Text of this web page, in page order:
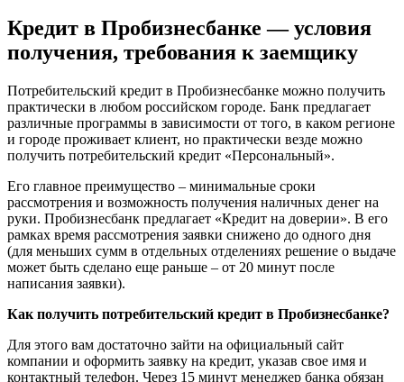
Кредит в Пробизнесбанке — условия
получения, требования к заемщику
Потребительский кредит в Пробизнесбанке можно получить
практически в любом российском городе. Банк предлагает
различные программы в зависимости от того, в каком регионе
и городе проживает клиент, но практически везде можно
получить потребительский кредит «Персональный».
Его главное преимущество – минимальные сроки
рассмотрения и возможность получения наличных денег на
руки. Пробизнесбанк предлагает «Кредит на доверии». В его
рамках время рассмотрения заявки снижено до одного дня
(для меньших сумм в отдельных отделениях решение о выдаче
может быть сделано еще раньше – от 20 минут после
написания заявки).
Как получить потребительский кредит в Пробизнесбанке?
Для этого вам достаточно зайти на официальный сайт
компании и оформить заявку на кредит, указав свое имя и
контактный телефон. Через 15 минут менеджер банка обязан